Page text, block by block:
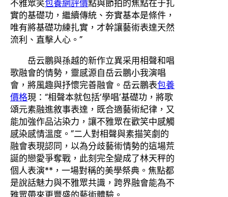
不雅眾笑包養網評價點與節拍的焦點在于扎
實的基礎功，繼續傳統、夯實基本是條件，
唯有將基礎功練扎實，才幹讓藝術表達天然
流利、直擊人心。”
岳云鵬與孫越的新作立異采用相聲和唱
歌融會的情勢，靈感源自岳云鵬小我演唱
會，將風趣與抒懷完善融會。岳云鵬表包養
價格現：“相聲本就包括‘學唱’基礎功，將歌
頌元素融進敘事表達，既合適藝術紀律，又
能加強作品沾染力，讓不雅眾在歡笑中感觸
感染感情溫度。”二人對相聲與素描笑劇的
融會表現認同，以為分歧藝術情勢的這場荒
誕的戀愛爭奪戰，此刻完全變成了林天秤的
個人表演**，一場對稱的美學祭典。焦點都
是說話魅力與不雅眾共識，跨界融會能為不